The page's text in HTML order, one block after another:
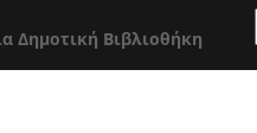
Δημοτική Βιβλιοθήκη